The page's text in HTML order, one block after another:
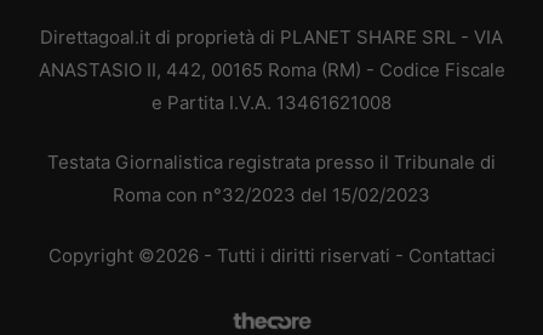
Direttagoal.it di proprietà di PLANET SHARE SRL - VIA
ANASTASIO II, 442, 00165 Roma (RM) - Codice Fiscale
e Partita I.V.A. 13461621008
Testata Giornalistica registrata presso il Tribunale di
Roma con n°32/2023 del 15/02/2023
Copyright ©2026 - Tutti i diritti riservati - Contattaci